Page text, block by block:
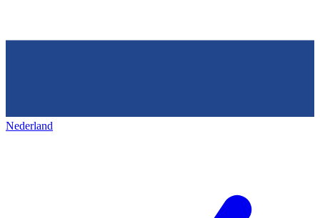
Nederland